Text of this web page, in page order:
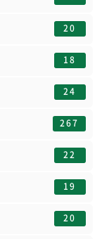
20
18
24
267
22
19
20